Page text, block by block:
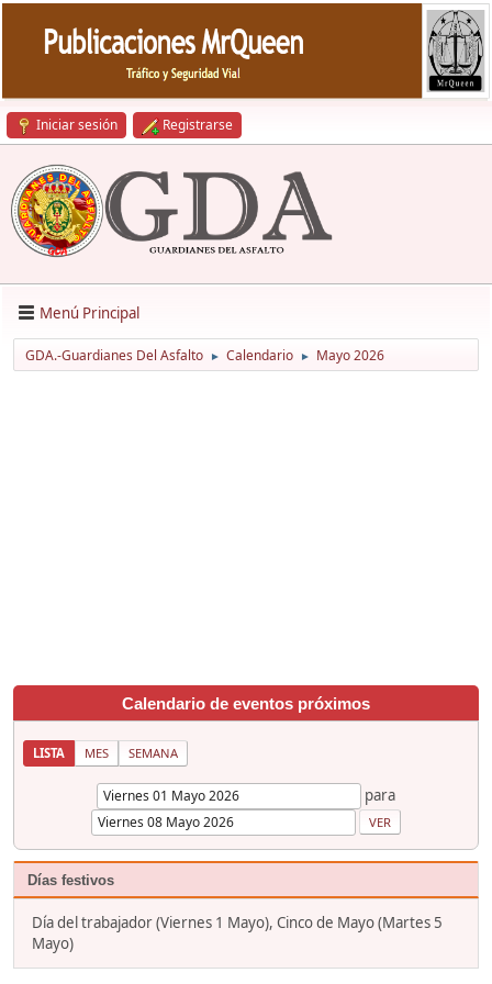
Iniciar sesión Registrarse
Menú Principal
GDA.-Guardianes Del Asfalto ► Calendario ► Mayo 2026
Calendario de eventos próximos
LISTA MES SEMANA
para
Días festivos
Día del trabajador (Viernes 1 Mayo), Cinco de Mayo (Martes 5
Mayo)